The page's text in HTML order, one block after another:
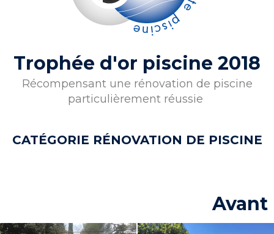
Trophée d'or piscine 2018
Récompensant une rénovation de piscine
particulièrement réussie
CATÉGORIE RÉNOVATION DE PISCINE
Avant